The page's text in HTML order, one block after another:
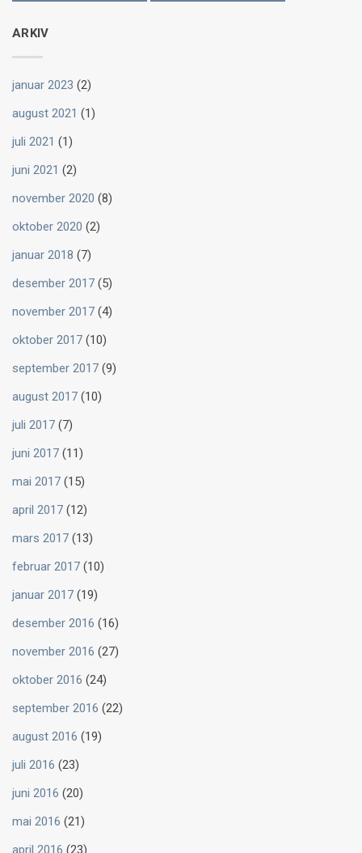
ARKIV
januar 2023 (2)
august 2021 (1)
juli 2021 (1)
juni 2021 (2)
november 2020 (8)
oktober 2020 (2)
januar 2018 (7)
desember 2017 (5)
november 2017 (4)
oktober 2017 (10)
september 2017 (9)
august 2017 (10)
juli 2017 (7)
juni 2017 (11)
mai 2017 (15)
april 2017 (12)
mars 2017 (13)
februar 2017 (10)
januar 2017 (19)
desember 2016 (16)
november 2016 (27)
oktober 2016 (24)
september 2016 (22)
august 2016 (19)
juli 2016 (23)
juni 2016 (20)
mai 2016 (21)
april 2016 (23)